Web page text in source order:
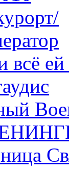
всё